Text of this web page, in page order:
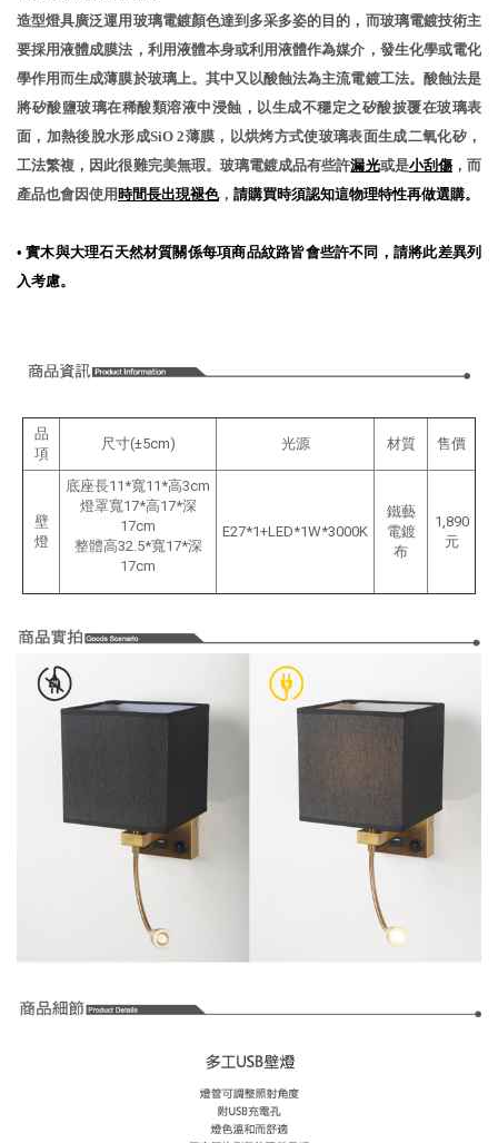
造型燈具廣泛運用玻璃電鍍顏色達到多采多姿的目的，而玻璃電鍍技術主
要採用液體成膜法，利用液體本身或利用液體作為媒介，發生化學或電化
學作用而生成薄膜於玻璃上。其中又以酸蝕法為主流電鍍工法。酸蝕法是
將矽酸鹽玻璃在稀酸類溶液中浸蝕，以生成不穩定之矽酸披覆在玻璃表
面，加熱後脫水形成SiO 2薄膜，以烘烤方式使玻璃表面生成二氧化矽，
工法繁複，因此很難完美無瑕。玻璃電鍍成品有些許漏光或是小刮傷，而
產品也會因使用時間長出現褪色， 請購買時須認知這物理特性再做選購。
• 實木與大理石天然材質關係每項商品紋路皆會些許不同，請將此差異列
入考慮。
品
項
尺寸(±5cm) 光源 材質 售價
壁
燈
底座長11*寬11*高3cm
燈罩寬17*高17*深
17cm
整體高32.5*寬17*深
17cm
E27*1+LED*1W*3000K
鐵藝
電鍍
布
1,890
元